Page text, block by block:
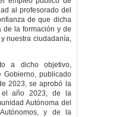
al profesorado del
de que dicha
de la formación y de
nuestra ciudadanía,
a dicho objetivo,
Gobierno, publicado
2023, se aprobó la
el año 2023, de la
Autónoma del
y de la